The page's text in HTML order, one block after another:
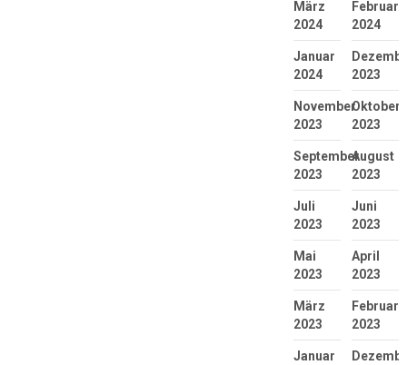
März
2024
Februar
2024
Januar
2024
2023
November
2023
Oktober
2023
September
2023
August
2023
Juli
2023
Juni
2023
Mai
2023
April
2023
März
2023
Februar
2023
Januar